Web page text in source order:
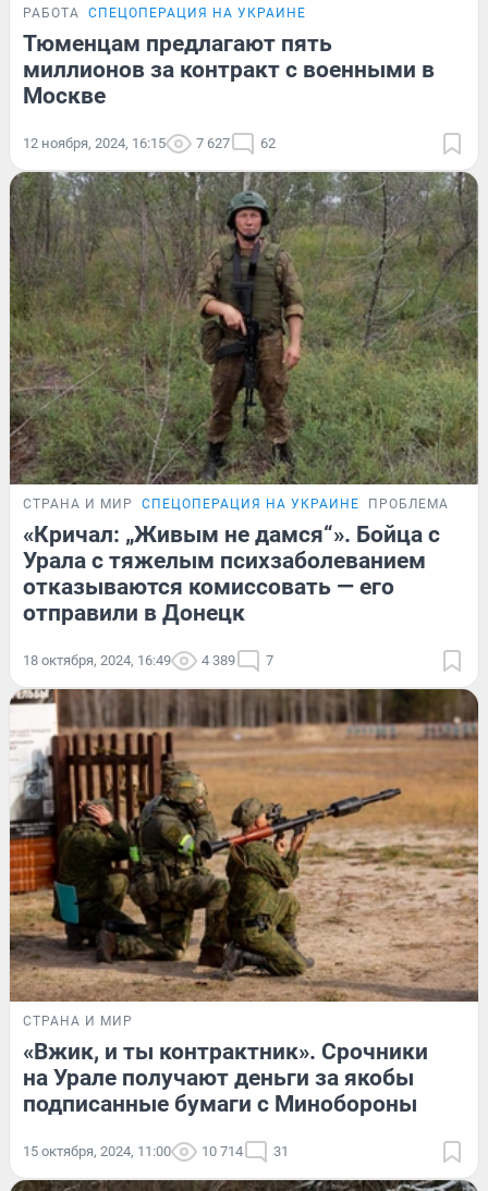
РАБОТА СПЕЦОПЕРАЦИЯ НА УКРАИНЕ
Тюменцам предлагают пять
миллионов за контракт с военными в
Москве
12 ноября, 2024, 16:15 7 627 62
СТРАНА И МИР СПЕЦОПЕРАЦИЯ НА УКРАИНЕ ПРОБЛЕМА
«Кричал: „Живым не дамся“». Бойца с
Урала с тяжелым психзаболеванием
отказываются комиссовать — его
отправили в Донецк
18 октября, 2024, 16:49 4 389 7
СТРАНА И МИР
«Вжик, и ты контрактник». Срочники
на Урале получают деньги за якобы
подписанные бумаги с Минобороны
15 октября, 2024, 11:00 10 714 31